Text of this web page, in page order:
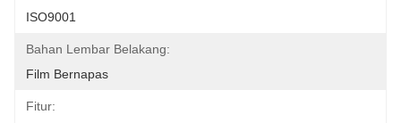
ISO9001
Bahan Lembar Belakang:
Film Bernapas
Fitur: